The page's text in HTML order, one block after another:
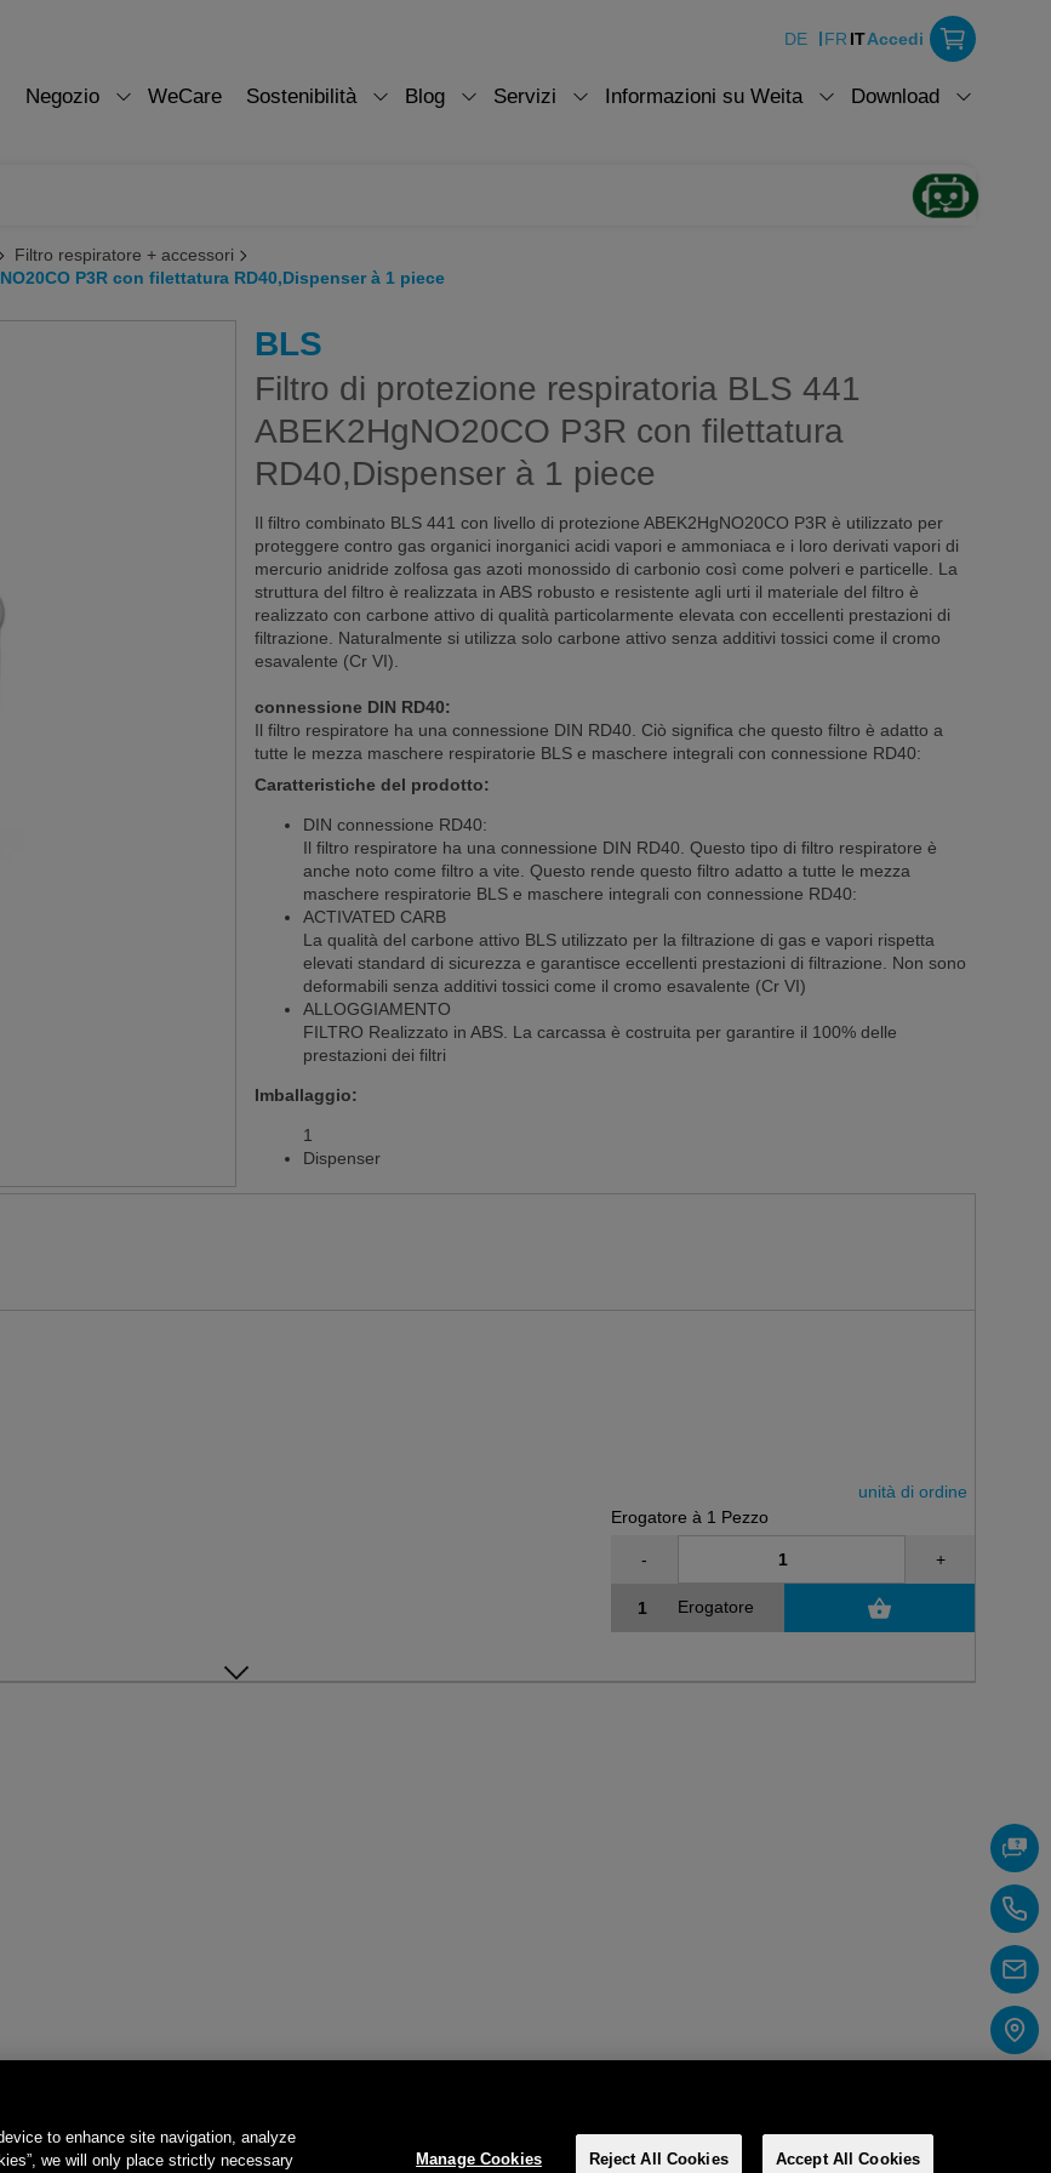
DE FR ITAccedi
Negozio WeCare Sostenibilità Blog Servizi Informazioni su Weita Download
Filtro respiratore + accessori
P3R con filettatura RD40,Dispenser à 1 piece
BLS
Filtro di protezione respiratoria BLS 441
ABEK2HgNO20CO P3R con filettatura
RD40,Dispenser à 1 piece
Il filtro combinato BLS 441 con livello di protezione ABEK2HgNO20CO P3R è utilizzato per
proteggere contro gas organici inorganici acidi vapori e ammoniaca e i loro derivati vapori di
mercurio anidride zolfosa gas azoti monossido di carbonio così come polveri e particelle. La
struttura del filtro è realizzata in ABS robusto e resistente agli urti il materiale del filtro è
realizzato con carbone attivo di qualità particolarmente elevata con eccellenti prestazioni di
filtrazione. Naturalmente si utilizza solo carbone attivo senza additivi tossici come il cromo
esavalente (Cr VI).
connessione DIN RD40:
Il filtro respiratore ha una connessione DIN RD40. Ciò significa che questo filtro è adatto a
tutte le mezza maschere respiratorie BLS e maschere integrali con connessione RD40:
Caratteristiche del prodotto:
DIN connessione RD40:
Il filtro respiratore ha una connessione DIN RD40. Questo tipo di filtro respiratore è
anche noto come filtro a vite. Questo rende questo filtro adatto a tutte le mezza
maschere respiratorie BLS e maschere integrali con connessione RD40:
ACTIVATED CARB
La qualità del carbone attivo BLS utilizzato per la filtrazione di gas e vapori rispetta
elevati standard di sicurezza e garantisce eccellenti prestazioni di filtrazione. Non sono
deformabili senza additivi tossici come il cromo esavalente (Cr VI)
ALLOGGIAMENTO
FILTRO Realizzato in ABS. La carcassa è costruita per garantire il 100% delle
prestazioni dei filtri
Imballaggio:
1
Dispenser
unità di ordine
Erogatore à 1 Pezzo
- +
Erogatore
to enhance site navigation, analyze
we will only place strictly necessary
Manage Cookies Reject All Cookies Accept All Cookies